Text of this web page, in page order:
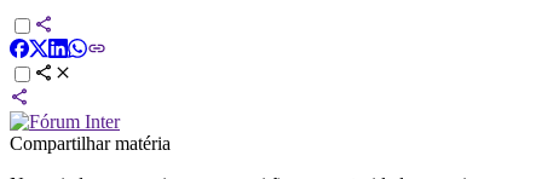
Compartilhar matéria